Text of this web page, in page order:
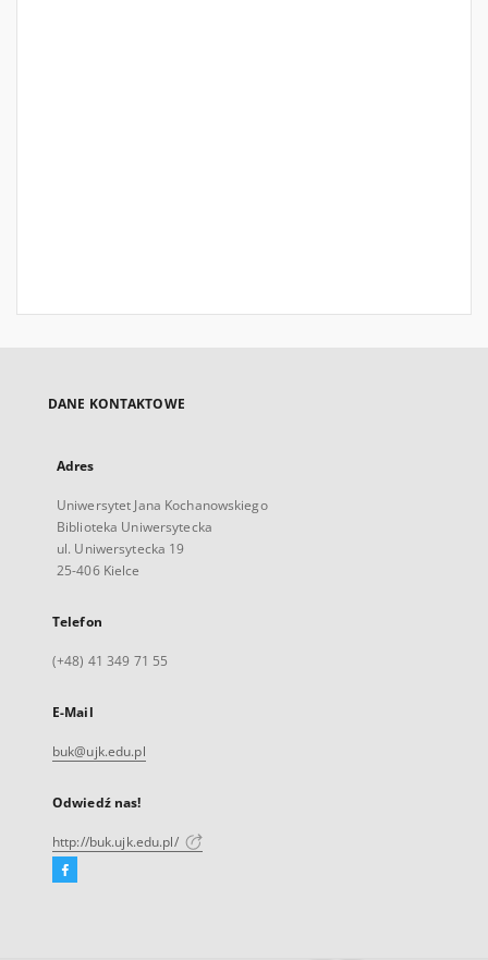
DANE KONTAKTOWE
Adres
Uniwersytet Jana Kochanowskiego
Biblioteka Uniwersytecka
ul. Uniwersytecka 19
25-406 Kielce
Telefon
(+48) 41 349 71 55
E-Mail
buk@ujk.edu.pl
Odwiedź nas!
http://buk.ujk.edu.pl/
Facebook